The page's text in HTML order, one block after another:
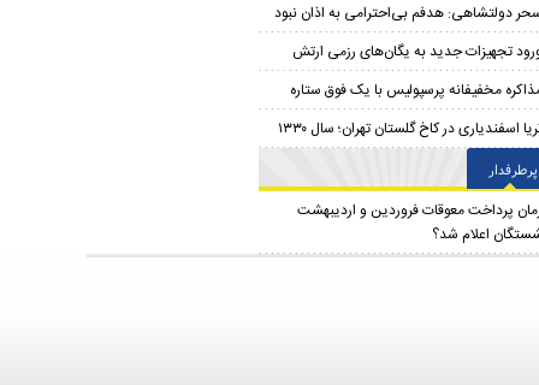
دولتشاهی: هدفم بی‌احترامی به اذان نبود
تجهیزات جدید به یگان‌های رزمی ارتش
مخفیفانه پرسپولیس با یک فوق ستاره
اسفندیاری در کاخ گلستان تهران؛ سال ۱۳۳۰
پرطرفدار
پرداخت معوقات فروردین و اردیبهشت
اعلام شد؟